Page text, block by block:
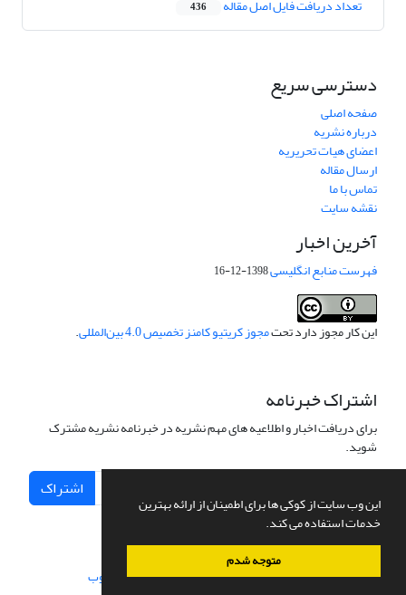
این وب سایت از کوکی ها برای اطمینان از ارائه بهترین
خدمات استفاده می کند.
متوجه شدم
تعداد دریافت فایل اصل مقاله 436
دسترسی سریع
صفحه اصلی
درباره نشریه
اعضای هیات تحریریه
ارسال مقاله
تماس با ما
نقشه سایت
آخرین اخبار
فهرست منابع انگلیسی1398-12-16
این کار مجوز دارد تحتمجوز کریتیو کامنز تخصیص 4.0 بین‌المللی .
اشتراک خبرنامه
برای دریافت اخبار و اطلاعیه های مهم نشریه در خبرنامه نشریه مشترک
شوید.
اشتراک
سامانه مدیریت نشریات علمی.طراحی و پیاده سازی از سیناوب